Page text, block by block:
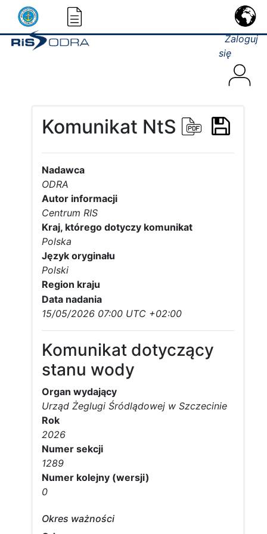
Zaloguj
się
Komunikat NtS
Nadawca
ODRA
Autor informacji
Centrum RIS
Kraj, którego dotyczy komunikat
Polska
Język oryginału
Polski
Region kraju
Data nadania
15/05/2026 07:00 UTC +02:00
Komunikat dotyczący
stanu wody
Organ wydający
Urząd Żeglugi Śródlądowej w Szczecinie
Rok
2026
Numer sekcji
1289
Numer kolejny (wersji)
0
Okres ważności